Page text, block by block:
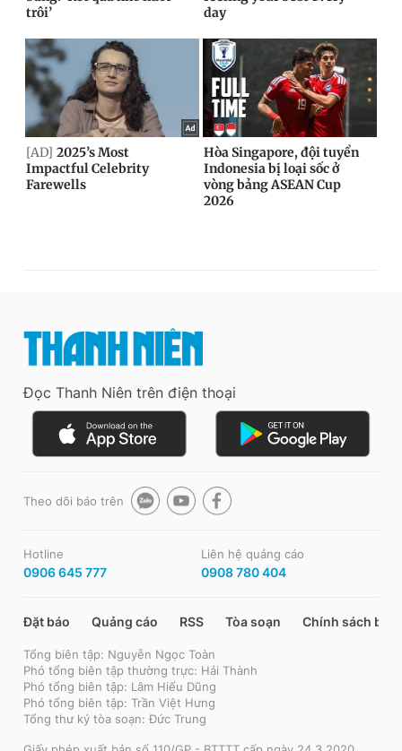
Đọc Thanh Niên trên điện thoại
Theo dõi báo trên
Hotline
0906 645 777
Liên hệ quảng cáo
0908 780 404
Đặt báo Quảng cáo RSS Tòa soạn Chính sách bảo
Tổng biên tập: Nguyễn Ngọc Toàn
Phó tổng biên tập thường trực: Hải Thành
Phó tổng biên tập: Lâm Hiếu Dũng
Phó tổng biên tập: Trần Việt Hưng
Tổng thư ký tòa soạn: Đức Trung